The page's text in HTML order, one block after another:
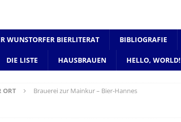
WUNSTORFER BIERLITERAT BIBLIOGRAFIE
DIE LISTE HAUSBRAUEN HELLO, WORLD!
ORT
Brauerei zur Mainkur – Bier-Hannes